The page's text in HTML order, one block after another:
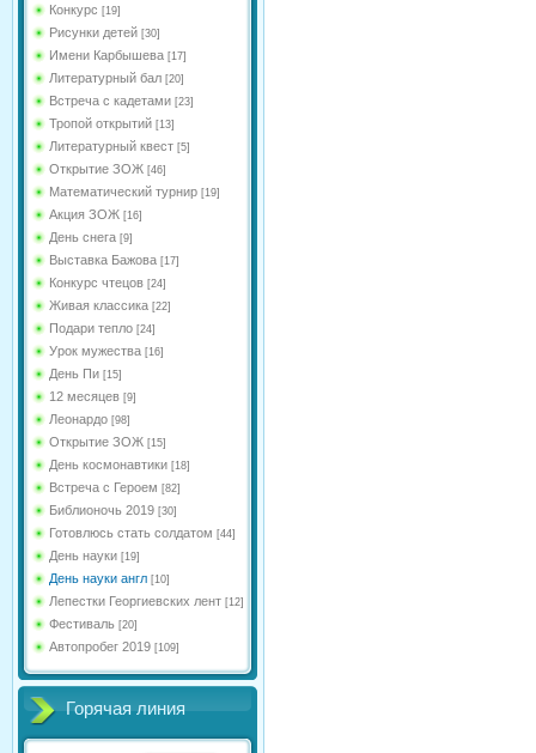
Конкурс [19]
Рисунки детей [30]
Имени Карбышева [17]
Литературный бал [20]
Встреча с кадетами [23]
Тропой открытий [13]
Литературный квест [5]
Открытие ЗОЖ [46]
Математический турнир [19]
Акция ЗОЖ [16]
День снега [9]
Выставка Бажова [17]
Конкурс чтецов [24]
Живая классика [22]
Подари тепло [24]
Урок мужества [16]
День Пи [15]
12 месяцев [9]
Леонардо [98]
Открытие ЗОЖ [15]
День космонавтики [18]
Встреча с Героем [82]
Библионочь 2019 [30]
Готовлюсь стать солдатом [44]
День науки [19]
День науки англ [10]
Лепестки Георгиевских лент [12]
Фестиваль [20]
Автопробег 2019 [109]
Горячая линия